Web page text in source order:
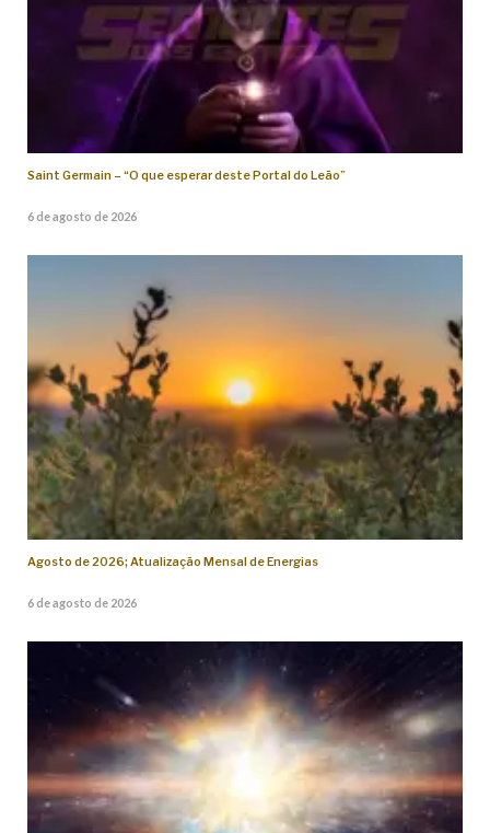
Saint Germain – “O que esperar deste Portal do Leão”
6 de agosto de 2026
Agosto de 2026; Atualização Mensal de Energias
6 de agosto de 2026